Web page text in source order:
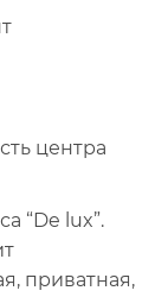
центра
“De lux”.
приватная,